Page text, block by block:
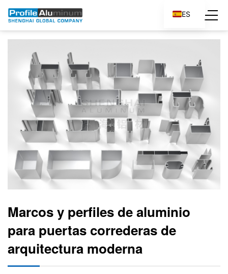
Marcos y perfiles de aluminio
para puertas correderas de
arquitectura moderna
ES
EN